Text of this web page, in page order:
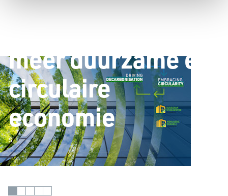
meer duurzame en
circulaire
economie
s